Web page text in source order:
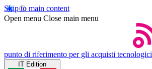
Skip to main content
Open menu Close main menu
punto di riferimento per gli acquisti tecnologici
IT Edition